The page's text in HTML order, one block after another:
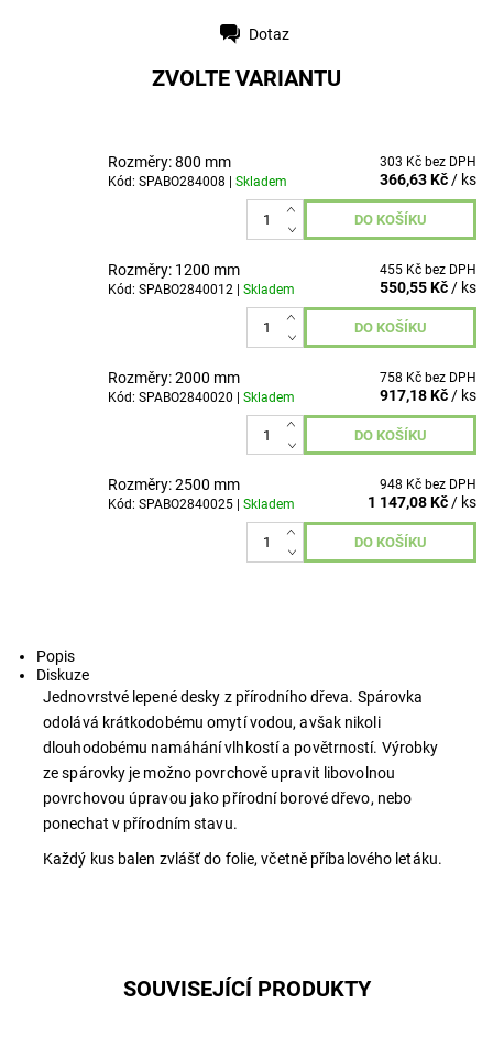
Dotaz
ZVOLTE VARIANTU
Rozměry: 800 mm
Kód: SPABO284008 | Skladem
303 Kč bez DPH
366,63 Kč/ ks
Rozměry: 1200 mm
Kód: SPABO2840012 | Skladem
455 Kč bez DPH
550,55 Kč / ks
Rozměry: 2000 mm
Kód: SPABO2840020 | Skladem
758 Kč bez DPH
917,18 Kč / ks
Rozměry: 2500 mm
Kód: SPABO2840025 | Skladem
948 Kč bez DPH
1 147,08 Kč/ ks
Popis
Diskuze
Jednovrstvé lepené desky z přírodního dřeva. Spárovka
odolává krátkodobému omytí vodou, avšak nikoli
dlouhodobému namáhání vlhkostí a povětrností. Výrobky
ze spárovky je možno povrchově upravit libovolnou
povrchovou úpravou jako přírodní borové dřevo, nebo
ponechat v přírodním stavu.
Každý kus balen zvlášť do folie, včetně příbalového letáku.
SOUVISEJÍCÍ PRODUKTY